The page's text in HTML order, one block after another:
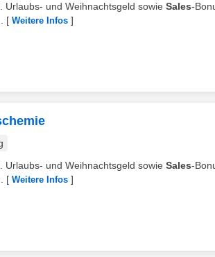
Urlaubs- und Weihnachtsgeld sowie Sales-
[ Weitere Infos ]
Urlaubs- und Weihnachtsgeld sowie Sales-
[ Weitere Infos ]